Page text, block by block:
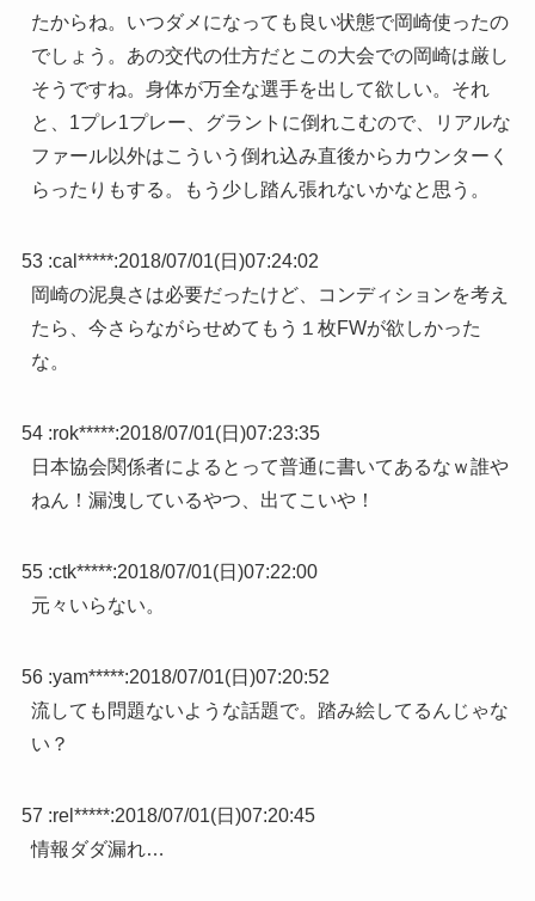
たからね。いつダメになっても良い状態で岡崎使ったの
でしょう。あの交代の仕方だとこの大会での岡崎は厳し
そうですね。身体が万全な選手を出して欲しい。それ
と、1プレ1プレー、グラントに倒れこむので、リアルな
ファール以外はこういう倒れ込み直後からカウンターく
らったりもする。もう少し踏ん張れないかなと思う。
53 :cal*****:2018/07/01(日)07:24:02
岡崎の泥臭さは必要だったけど、コンディションを考え
たら、今さらながらせめてもう１枚FWが欲しかった
な。
54 :rok*****:2018/07/01(日)07:23:35
日本協会関係者によるとって普通に書いてあるなｗ誰や
ねん！漏洩しているやつ、出てこいや！
55 :ctk*****:2018/07/01(日)07:22:00
元々いらない。
56 :yam*****:2018/07/01(日)07:20:52
流しても問題ないような話題で。踏み絵してるんじゃな
い？
57 :rel*****:2018/07/01(日)07:20:45
情報ダダ漏れ…